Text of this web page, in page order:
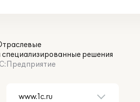
специализированные решения